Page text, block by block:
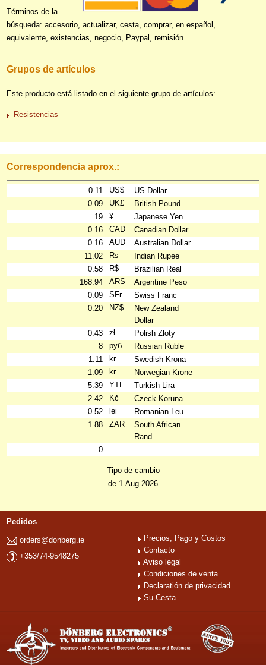
Términos de la
búsqueda: accesorio, actualizar, cesta, comprar, en español,
equivalente, existencias, negocio, Paypal, remisión
Grupos de artículos
Este producto está listado en el siguiente grupo de artículos:
Resistencias
Correspondencia aprox.:
0.11 US$
US Dollar
0.09
UK£
British Pound
19
¥
Japanese Yen
0.16
CAD
Canadian Dollar
0.16
AUD
Australian Dollar
11.02
₨
Indian Rupee
0.58
R$
Brazilian Real
168.94
ARS
Argentine Peso
0.09
SFr.
Swiss Franc
0.20
NZ$
New Zealand
Dollar
0.43
zł
Polish Złoty
8
руб
Russian Ruble
1.11
kr
Swedish Krona
1.09
kr
Norwegian Krone
5.39
YTL
Turkish Lira
2.42
Kč
Czeck Koruna
0.52
lei
Romanian Leu
1.88
ZAR
South African
Rand
0
Tipo de cambio
de 1-Aug-2026
Pedidos
orders@donberg.ie
+353/74-9548275
Precios, Pago y Costos
Contacto
Aviso legal
Condiciones de venta
Declaratión de privacidad
Su Cesta